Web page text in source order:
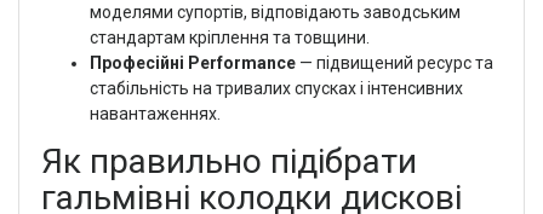
моделями супортів, відповідають заводським
стандартам кріплення та товщини.
Професійні Performance— підвищений ресурс та
стабільність на тривалих спусках і інтенсивних
навантаженнях.
Як правильно підібрати
гальмівні колодки дискові